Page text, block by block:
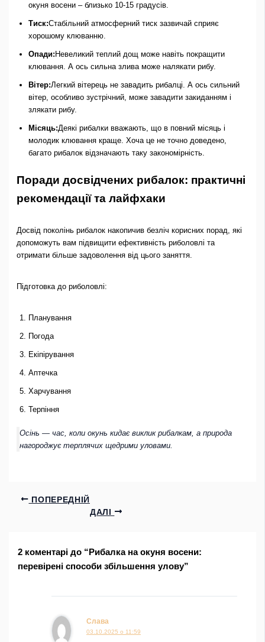
окуня восени – близько 10-15 градусів.
Тиск:Стабільний атмосферний тиск зазвичай сприяє
хорошому клюванню.
Опади: Невеликий теплий дощ може навіть покращити
клювання. А ось сильна злива може налякати рибу.
Вітер:Легкий вітерець не завадить рибалці. А ось сильний
вітер, особливо зустрічний, може завадити закиданням і
злякати рибу.
Місяць:Деякі рибалки вважають, що в повний місяць і
молодик клювання краще. Хоча це не точно доведено,
багато рибалок відзначають таку закономірність.
Поради досвідчених рибалок: практичні
рекомендації та лайфхаки
Досвід поколінь рибалок накопичив безліч корисних порад, які
допоможуть вам підвищити ефективність риболовлі та
отримати більше задоволення від цього заняття.
Підготовка до риболовлі:
Планування
Погода
Екіпірування
Аптечка
Харчування
Терпіння
Осінь — час, коли окунь кидає виклик рибалкам, а природа
нагороджує терплячих щедрими уловами.
ПОПЕРЕДНІЙ
ДАЛІ
2 коментарі до “Рибалка на окуня восени:
перевірені способи збільшення улову”
Слава
03.10.2025 о 11:59